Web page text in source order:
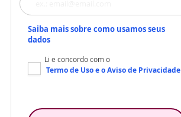
Saiba mais sobre como usamos seus
dados
Li e concordo com o
Termo de Usoe oAviso de Privacidade